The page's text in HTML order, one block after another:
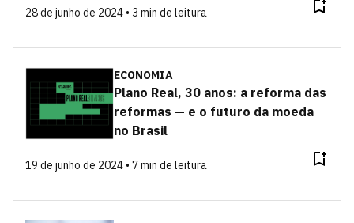
28 de junho de 2024 • 3 min de leitura
ECONOMIA
Plano Real, 30 anos: a reforma das
reformas — e o futuro da moeda
no Brasil
19 de junho de 2024 • 7 min de leitura